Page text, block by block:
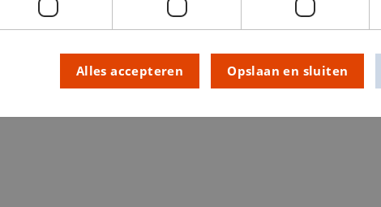
Opslaan en sluiten
Alles accepteren